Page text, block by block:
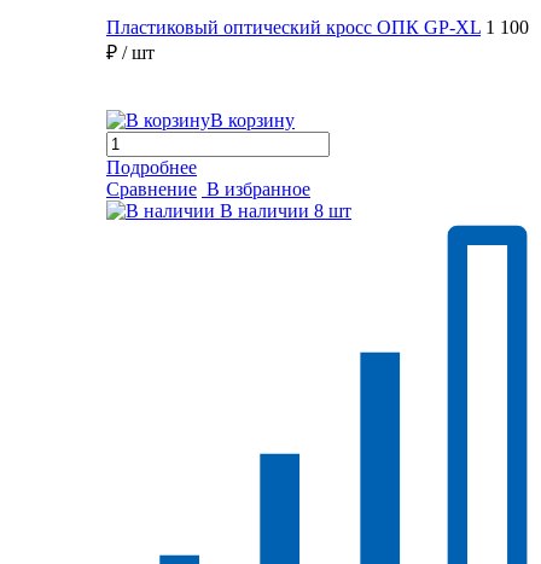
Пластиковый оптический кросс ОПК GP-XL 1 100
₽ / шт
В корзину
Подробнее
Сравнение В избранное
В наличии 8 шт